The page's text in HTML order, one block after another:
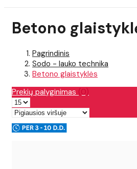
Betono
Pagrindinis
Sodo - lauko technika
Betono glaistyklės
Prekių palyginimas (0)